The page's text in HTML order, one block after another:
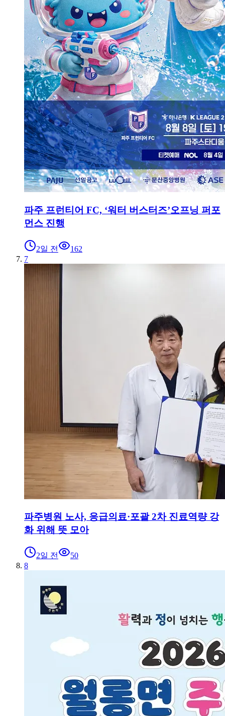
파주 프런티어 FC, ‘워터 버스터즈’오프닝 퍼포
먼스 진행
2일 전
162
7
파주병원 노사, 응급의료·포괄 2차 진료역량 강
화 위해 뜻 모아
2일 전
50
8